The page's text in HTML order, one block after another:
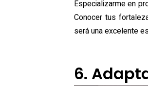
Especializarme en
Conocer tus
será una excelente
6.